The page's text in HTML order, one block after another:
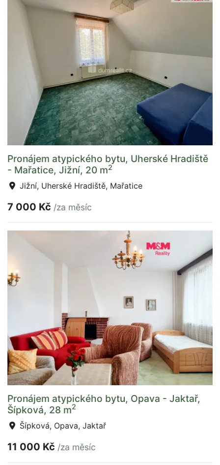
Pronájem atypického bytu, Uherské Hradiště
- Mařatice, Jižní, 20 m2
Jižní, Uherské Hradiště, Mařatice
7 000 Kč /za měsíc
Pronájem atypického bytu, Opava - Jaktař,
Šípková, 28 m2
Šípková, Opava, Jaktař
11 000 Kč /za měsíc